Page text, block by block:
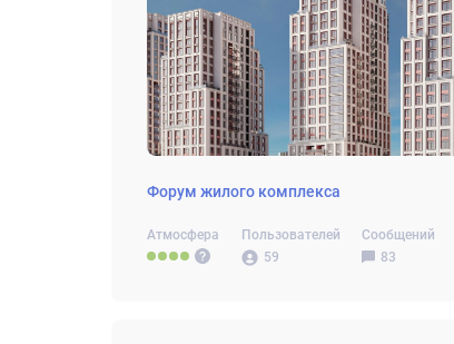
Форум жилого комплекса
Атмосфера
Пользователей
59
Сообщений
83